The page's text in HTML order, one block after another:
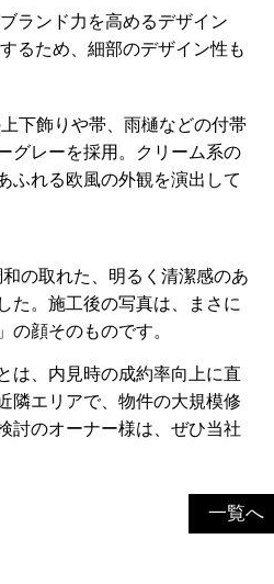
ランド力を高めるデザイン
るため、細部のデザイン性も
下飾りや帯、雨樋などの付帯
グレーを採用。クリーム系の
ふれる欧風の外観を演出して
の取れた、明るく清潔感のあ
た。施工後の写真は、まさに
の顔そのものです。
は、内見時の成約率向上に直
隣エリアで、物件の大規模修
討のオーナー様は、ぜひ当社
一覧へ